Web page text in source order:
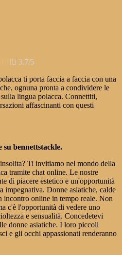
   3.7/5
ti porta faccia a faccia con una
ognuna pronta a condividere le
lingua polacca. Connettiti,
affascinanti con questi
su bennettstackle.
Ti invitiamo nel mondo della
tramite chat online. Le nostre
di piacere estetico e un'opportunità
impegnativa. Donne asiatiche, calde
incontro online in tempo reale. Non
c'è l'opportunità di vedere uno
e sensualità. Concedetevi
donne asiatiche. I loro piccoli
e gli occhi appassionati renderanno